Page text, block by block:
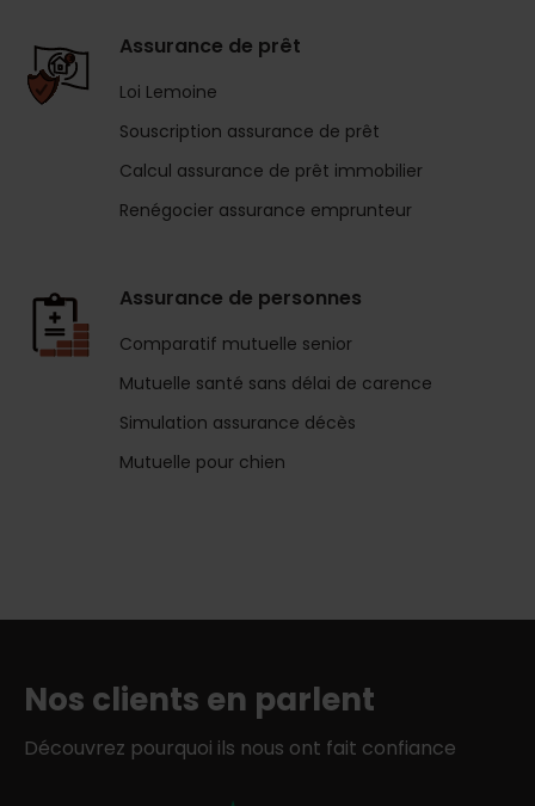
Assurance de prêt
Loi Lemoine
Souscription assurance de prêt
Calcul assurance de prêt immobilier
Renégocier assurance emprunteur
Assurance de personnes
Comparatif mutuelle senior
Mutuelle santé sans délai de carence
Simulation assurance décès
Mutuelle pour chien
Nos clients en parlent
Découvrez pourquoi ils nous ont fait confiance